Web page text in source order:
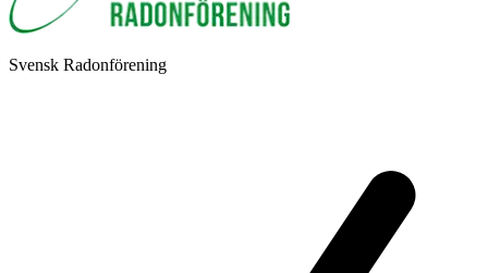
Svensk Radonförening